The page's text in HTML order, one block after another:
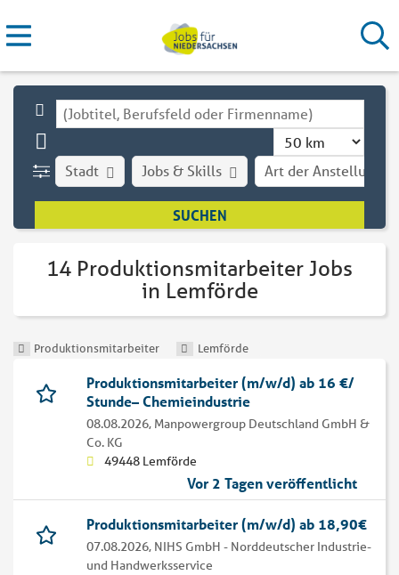
Stadt Art der Anstellung
Jobs & Skills
14 Produktionsmitarbeiter Jobs
in Lemförde
Produktionsmitarbeiter Lemförde
Produktionsmitarbeiter (m/w/d) ab 16 €/
Stunde– Chemieindustrie
08.08.2026, Manpowergroup Deutschland GmbH &
Co. KG
49448 Lemförde
Vor 2 Tagen veröffentlicht
Produktionsmitarbeiter (m/w/d) ab 18,90€
07.08.2026, NIHS GmbH - Norddeutscher Industrie-
und Handwerksservice